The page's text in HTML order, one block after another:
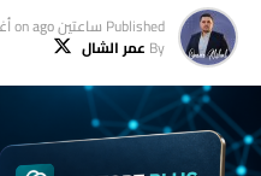
Published ساعتين ago on
By عمر الشال